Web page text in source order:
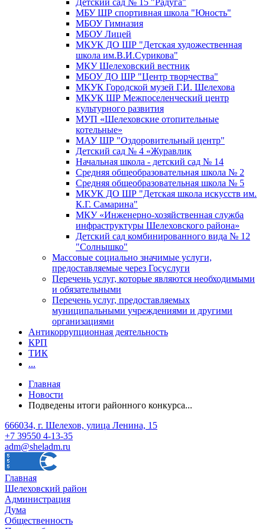
МБУ ШР спортивная школа "Юность"
МБОУ Гимназия
МБОУ Лицей
МКУК ДО ШР "Детская художественная
школа им.В.И.Сурикова"
МКУ Шелеховский вестник
МБОУ ДО ШР "Центр творчества"
МКУК Городской музей Г.И. Шелехова
МКУК ШР Межпоселенческий центр
культурного развития
МУП «Шелеховские отопительные
котельные»
МАУ ШР "Оздоровительный центр"
Детский сад № 4 «Журавлик
Начальная школа - детский сад № 14
Средняя общеобразовательная школа № 2
Средняя общеобразовательная школа № 5
МКУК ДО ШР "Детская школа искусств им.
К.Г. Самарина"
МКУ «Инженерно-хозяйственная служба
инфраструктуры Шелеховского района»
Детский сад комбинированного вида № 12
"Солнышко"
Массовые социально значимые услуги,
предоставляемые через Госуслуги
Перечень услуг, которые являются необходимыми
и обязательными
Перечень услуг, предоставляемых
муниципальными учреждениями и другими
организациями
Антикоррупционная деятельность
КРП
ТИК
...
Главная
Новости
Подведены итоги районного конкурса...
666034, г. Шелехов, улица Ленина, 15
+7 39550 4-13-35
adm@sheladm.ru
Главная
Шелеховский район
Администрация
Дума
Общественность